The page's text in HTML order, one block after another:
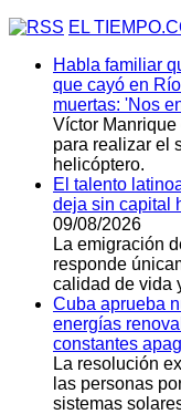
EL
Habla familiar
que cayó en
muertas: 'Nos
Víctor
para realizar el
helicóptero.
El talento
deja sin capital
09/08/2026
La emigración
responde
calidad de vida
Cuba aprueba
energías
constantes
La resolución
las personas
sistemas